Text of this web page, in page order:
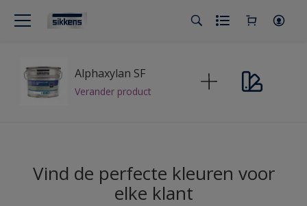
Alphaxylan SF
Verander product
Vind de perfecte kleuren voor
elke klant